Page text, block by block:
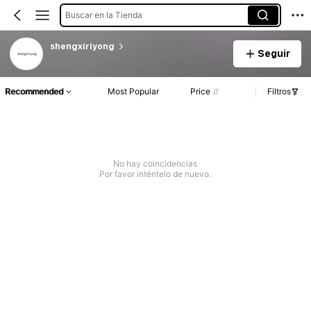
Buscar en la Tienda
shengxiriyong
Seguir
Recommended Most Popular Price Filtros
No hay coincidencias
Por favor inténtelo de nuevo.